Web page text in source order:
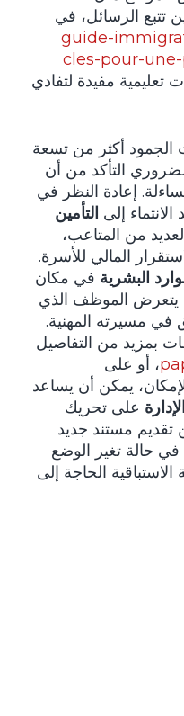
تتبع الرسائل، في
guide-
cles-pour-
تعليمية مفيدة لتفادي
الجمود أكثر من تسعة
التأكد من أن
إعادة النظر في
إلى التأمين
من المتاعب،
المالي للأسرة.
البشرية في مكان
يتعرض الموظف الذي
في مسيرته المهنية.
بمزيد من التفاصيل
، أو على
يمكن أن يساعد
الإدارة على تحريك
تقديم مستند جديد
حالة تغير الوضع
الاستباقية الحاجة إلى